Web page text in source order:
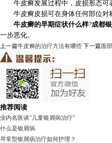
牛皮癣发展过程中，皮损形态可表
牛皮癣皮损可在身体任何部位对称
牛皮癣的早期症状什么样?成都
一步恶化。
上一篇牛皮癣的治疗方法有哪些 下一篇面
推荐阅读
业内名医谈“儿童银屑病治疗”
什么是银屑病
寻常型银屑病治疗如何护理？